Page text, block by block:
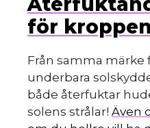
för kroppen
Från samma märke
underbara
både återfuktar
solens strålar! Även